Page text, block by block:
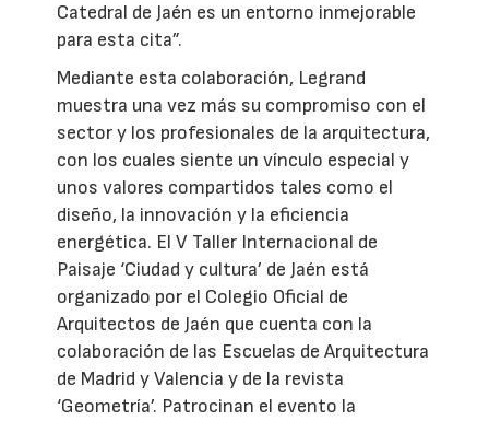
Catedral de Jaén es un entorno inmejorable
para esta cita”.
Mediante esta colaboración, Legrand
muestra una vez más su compromiso con el
sector y los profesionales de la arquitectura,
con los cuales siente un vínculo especial y
unos valores compartidos tales como el
diseño, la innovación y la eficiencia
energética. El V Taller Internacional de
Paisaje ‘Ciudad y cultura’ de Jaén está
organizado por el Colegio Oficial de
Arquitectos de Jaén que cuenta con la
colaboración de las Escuelas de Arquitectura
de Madrid y Valencia y de la revista
‘Geometría’. Patrocinan el evento la